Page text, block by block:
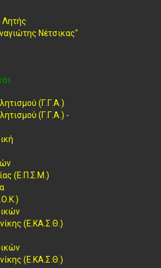
Λητής
Νέτσικας"
(Γ.Γ.Α.)
(Γ.Γ.Α.) -
(Ε.Π.Σ.Μ.)
(Ε.ΚΑ.Σ.Θ.)
(Ε.ΚΑ.Σ.Θ.)